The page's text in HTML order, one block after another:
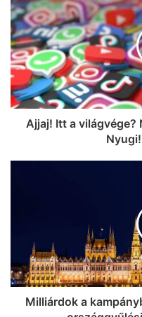
infrastruktúra-
Klebelsberg-
Ajjaj! Itt a világvége?
Milliárdok a